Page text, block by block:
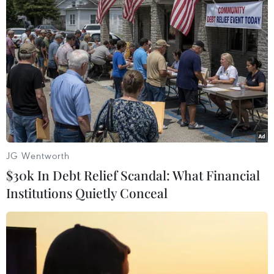
trên 20 triệu ca mắc bệnh, trong đó có gần
650.000 ca tử vong.
Brazil và Mexico là hai quốc gia có số ca tử vong
do COVID-19 cao thứ 2 và thứ 3 trên thế giới khi
ghi nhận lần lượt gần 240.000 và 175.000
trường hợp tử vong./.
(TTXVN/Vietnam+)
JG Wentworth
$30k In Debt Relief Scandal: What Financial
Institutions Quietly Conceal